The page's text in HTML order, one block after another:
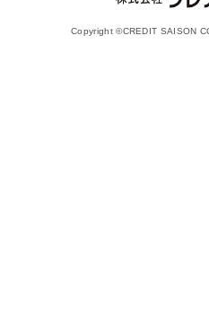
Copyright ©CREDIT SAISON